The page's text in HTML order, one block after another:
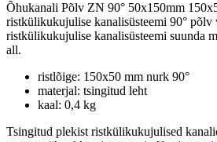
Õhukanali Põlv ZN 90° 50x150mm
ristkülikukujulise kanalisüsteemi 90° põlv
ristkülikukujulise kanalisüsteemi suunda
all.
ristlõige: 150x50 mm nurk 90°
materjal: tsingitud leht
kaal: 0,4 kg
Tsingitud plekist ristkülikukujulised